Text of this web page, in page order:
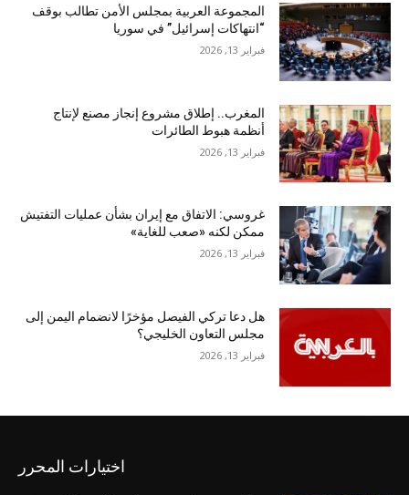
المجموعة العربية بمجلس الأمن تطالب بوقف
“انتهاكات إسرائيل” في سوريا
فبراير 13, 2026
المغرب.. إطلاق مشروع إنجاز مصنع لإنتاج
أنظمة هبوط الطائرات
فبراير 13, 2026
غروسي: الاتفاق مع إيران بشأن عمليات التفتيش
ممكن لكنه «صعب للغاية»
فبراير 13, 2026
هل دعا تركي الفيصل مؤخرًا لانضمام اليمن إلى
مجلس التعاون الخليجي؟
فبراير 13, 2026
اختيارات المحرر